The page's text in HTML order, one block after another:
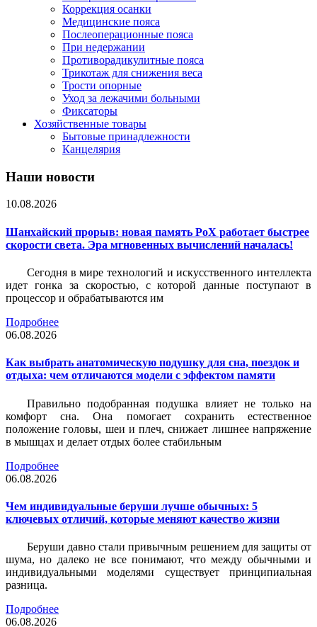
Коррекция осанки
Медицинские пояса
Послеоперационные пояса
При недержании
Противорадикулитные пояса
Трикотаж для снижения веса
Трости опорные
Уход за лежачими больными
Фиксаторы
Хозяйственные товары
Бытовые принадлежности
Канцелярия
Наши новости
10.08.2026
Шанхайский прорыв: новая память PoX работает быстрее
скорости света. Эра мгновенных вычислений началась!
Сегодня в мире технологий и искусственного интеллекта
идет гонка за скоростью, с которой данные поступают в
процессор и обрабатываются им
Подробнее
06.08.2026
Как выбрать анатомическую подушку для сна, поездок и
отдыха: чем отличаются модели с эффектом памяти
Правильно подобранная подушка влияет не только на
комфорт сна. Она помогает сохранить естественное
положение головы, шеи и плеч, снижает лишнее напряжение
в мышцах и делает отдых более стабильным
Подробнее
06.08.2026
Чем индивидуальные беруши лучше обычных: 5
ключевых отличий, которые меняют качество жизни
Беруши давно стали привычным решением для защиты от
шума, но далеко не все понимают, что между обычными и
индивидуальными моделями существует принципиальная
разница.
Подробнее
06.08.2026